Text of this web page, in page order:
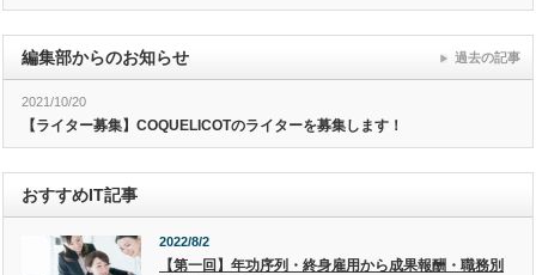
編集部からのお知らせ
2021/10/20
【ライター募集】COQUELICOTのライターを募集します！
過去の記事
おすすめIT記事
2022/8/2
【第一回】年功序列・終身雇用から成果報酬・職務別